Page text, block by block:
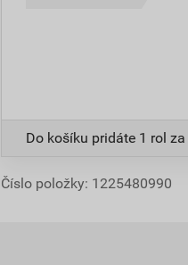
Do košíku pridáte 1 rol za
Číslo položky: 1225480990